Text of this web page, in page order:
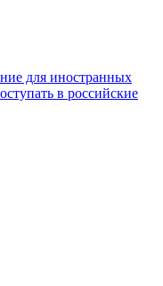
для иностранных
в российские